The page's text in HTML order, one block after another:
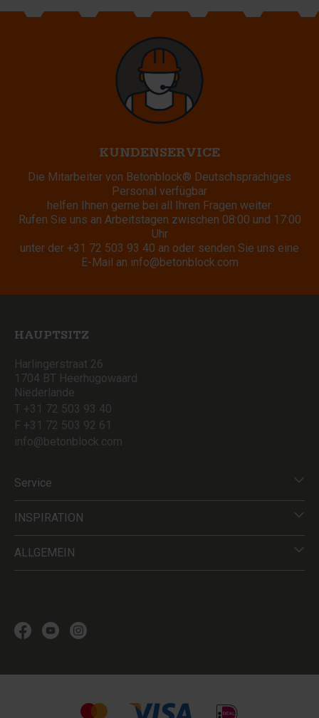
KUNDENSERVICE
Die Mitarbeiter von Betonblock® Deutschsprachiges
Personal verfügbar
helfen Ihnen gerne bei all Ihren Fragen weiter.
Rufen Sie uns an Arbeitstagen zwischen 08:00 und 17:00
Uhr
unter der +31 72 503 93 40 an oder senden Sie uns eine
E-Mail an info@betonblock.com
HAUPTSITZ
Harlingerstraat 26
1704 BT Heerhugowaard
Niederlande
T +31 72 503 93 40
F +31 72 503 92 61
info@betonblock.com
Service
INSPIRATION
ALLGEMEIN